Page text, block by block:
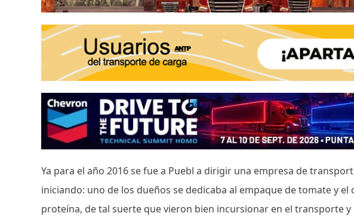
Ya para el año 2016 se fue a Puebl a dirigir una empresa de
iniciando: uno de los dueños se dedicaba al empaque de tomate y
proteína, de tal suerte que vieron bien incursionar en el transporte